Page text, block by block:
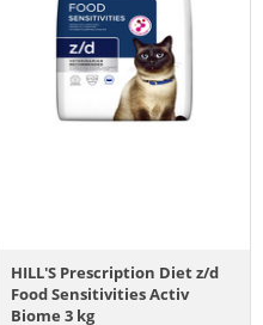
HILL'S Prescription Diet z/d
Food Sensitivities Activ
Biome 3 kg